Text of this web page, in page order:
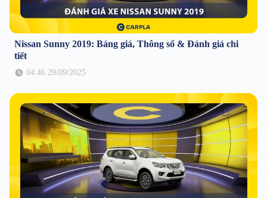
Nissan Sunny 2019: Bảng giá, Thông số & Đánh giá chi
tiết
04:46 29/09/2025